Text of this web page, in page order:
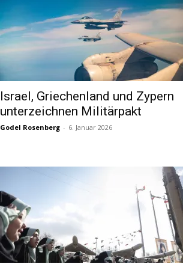
Israel, Griechenland und Zypern
unterzeichnen Militärpakt
Godel Rosenberg - 6. Januar 2026